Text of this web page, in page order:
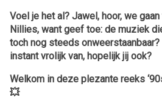
Voel je het al? Jawel, hoor, we
Nillies, want geef toe: de muziek
toch nog steeds
instant vrolijk van, hopelijk jij ook?
Welkom in deze plezante reeks
💥